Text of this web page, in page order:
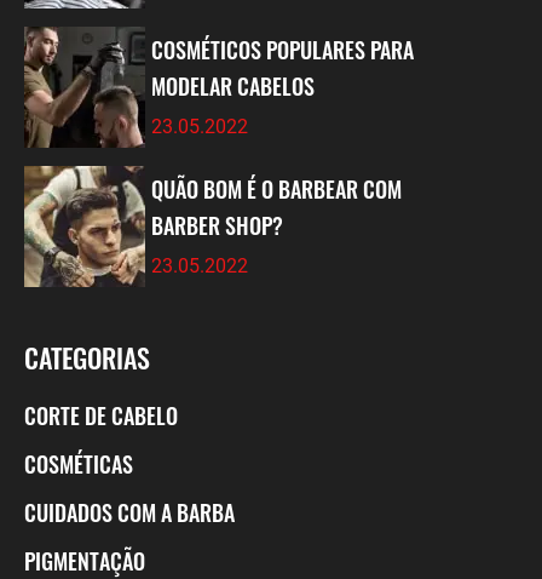
COSMÉTICOS POPULARES PARA
MODELAR CABELOS
23.05.2022
QUÃO BOM É O BARBEAR COM
BARBER SHOP?
23.05.2022
CATEGORIAS
CORTE DE CABELO
COSMÉTICAS
CUIDADOS COM A BARBA
PIGMENTAÇÃO